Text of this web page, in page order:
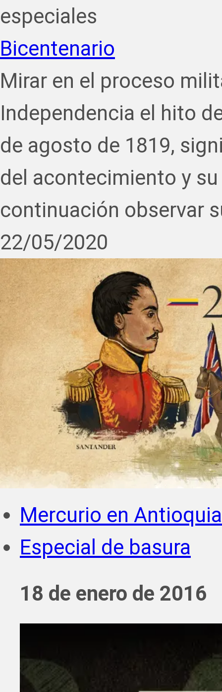
especiales
Bicentenario
Mirar en el proceso
Independencia el hito
de agosto de 1819,
del acontecimiento y
continuación observar
22/05/2020
Mercurio en Antioquia
Especial de basura
18 de enero de 2016